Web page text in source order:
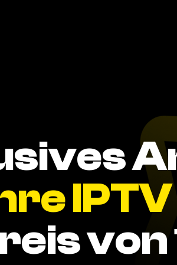
IPTV
von